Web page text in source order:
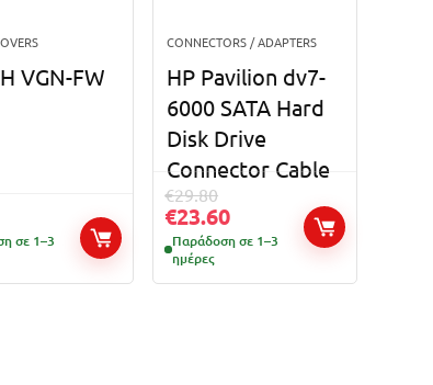
VGN-FW
σε 1–3
CONNECTORS / ADAPTERS
HP Pavilion dv7-
6000 SATA Hard
Disk Drive
Connector Cable
€29.80
€23.60
Παράδοση σε 1–3
ημέρες